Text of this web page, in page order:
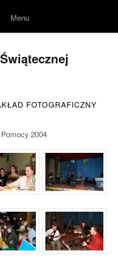
Menu
Skip to
FOTOGRAFICZNY
2004